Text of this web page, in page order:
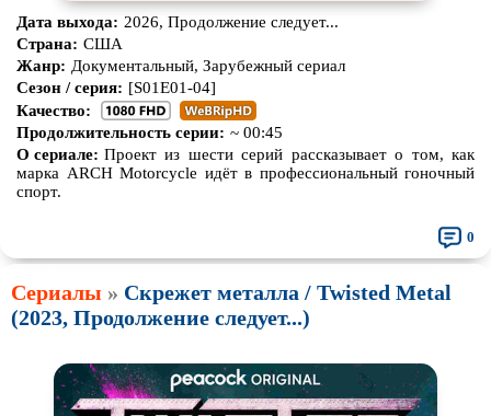
Про гонки Про деревню
Про динозавров
Про животных
Про инопланетян
Про корабли и подводные
лодки
Про космос
Про любовь
Про оборотней Про пиратов
Про подростков Про путешествияво времени
Про роботов Про рыцарей
Про самолёты Про собак
Про снайперов Про супергероев
Дата выхода: 2026, Продолжение следует...
Страна: США
Жанр: Документальный, Зарубежный сериал
Сезон / серия: [S01E01-04]
Качество:
Продолжительность серии: ~ 00:45
О сериале: Проект из шести серий рассказывает о том, как
марка ARCH Motorcycle идёт в профессиональный гоночный
спорт.
0
Сериалы » Скрежет металла / Twisted Metal
(2023, Продолжение следует...)